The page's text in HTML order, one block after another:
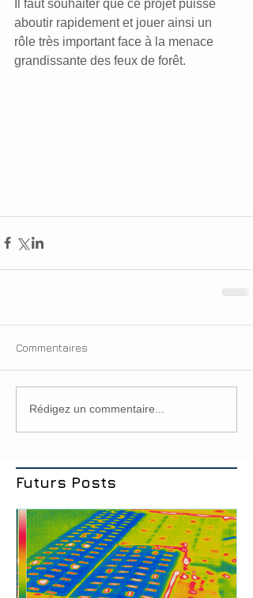
Il faut souhaiter que ce projet puisse
aboutir rapidement et jouer ainsi un
rôle très important face à la menace
grandissante des feux de forêt.
Commentaires
Rédigez un commentaire...
Futurs Posts